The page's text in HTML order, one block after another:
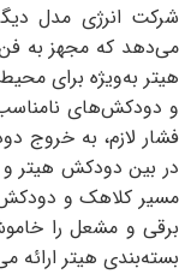
می‌دهد که مجهز به
هیتر به‌ویژه برای
و دودکش‌های
فشار لازم، به خروج
در بین دودکش هیتر
مسیر کلاهک و
برقی و مشعل را
بسته‌بندی هیتر ارائه